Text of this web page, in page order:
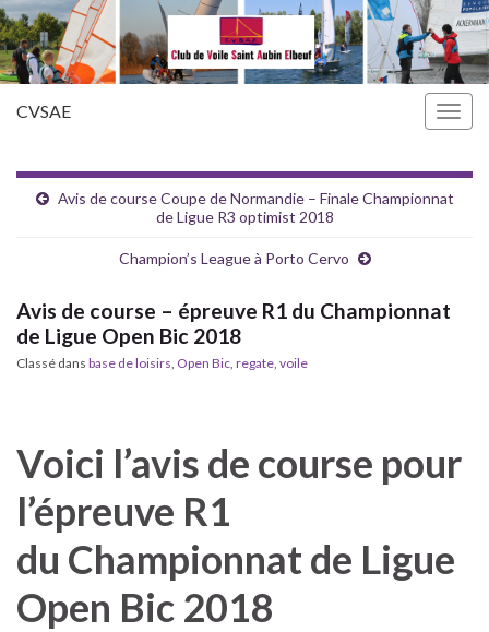
CVSAE
Avis de course Coupe de Normandie – Finale Championnat
de Ligue R3 optimist 2018
Champion’s League à Porto Cervo
Avis de course – épreuve R1 du Championnat
de Ligue Open Bic 2018
Classé dans base de loisirs Open Bic regate voile
Voici l’avis de course pour
l’épreuve R1
du Championnat de Ligue
Open Bic 2018